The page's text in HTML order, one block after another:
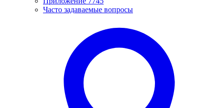
Часто задаваемые вопросы